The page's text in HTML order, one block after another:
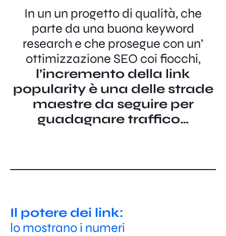
In un un progetto di qualità, che
parte da una buona keyword
research e che prosegue con un’
ottimizzazione SEO coi fiocchi,
l’incremento della link
popularity è una delle strade
maestre da seguire per
guadagnare traffico…
Il potere dei link:
lo mostrano i numeri